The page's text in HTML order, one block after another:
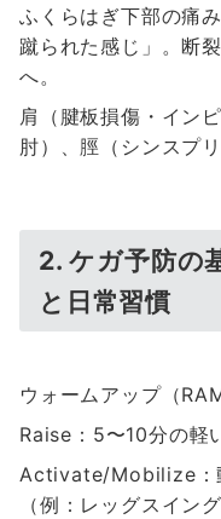
ふくらはぎ下部の痛
蹴られた感じ」。断
へ。
肩（腱板損傷・イン
肘）、脛（シンスプ
2. ケガ予防の
と日常習慣
ウォームアップ（
Raise：5〜10分の軽
Activate/Mobilize：
（例：レッグスイン